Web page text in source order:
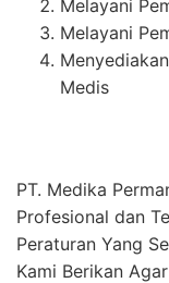
Melayani
Melayani
Medis
PT. Medika
Profesional dan
Peraturan Yang
Kami Berikan